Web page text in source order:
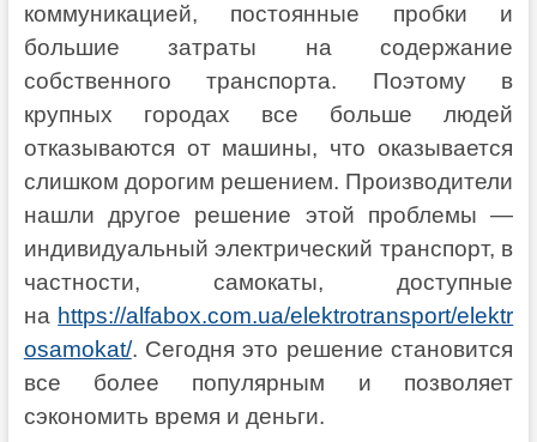
коммуникацией, постоянные пробки и
большие затраты на содержание
собственного транспорта. Поэтому в
крупных городах все больше людей
отказываются от машины, что оказывается
слишком дорогим решением. Производители
нашли другое решение этой проблемы —
индивидуальный электрический транспорт, в
частности, самокаты, доступные
на https://alfabox.com.ua/elektrotransport/elektr
osamokat/. Сегодня это решение становится
все более популярным и позволяет
сэкономить время и деньги.